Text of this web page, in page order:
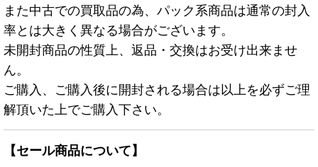
また中古での買取品の為、パック系商品は通常の封入
率とは大きく異なる場合がございます。
未開封商品の性質上、返品・交換はお受け出来ませ
ん。
ご購入、ご購入後に開封される場合は以上を必ずご理
解頂いた上でご購入下さい。
【セール商品について】